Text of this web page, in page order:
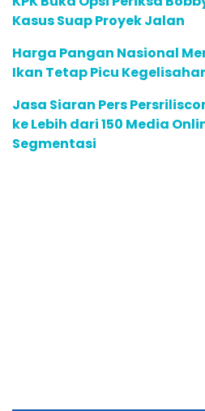
Kasus Suap Proyek Jalan
Harga Pangan Nasional
Ikan Tetap Picu
Jasa Siaran Pers
ke Lebih dari 150 Media
Segmentasi